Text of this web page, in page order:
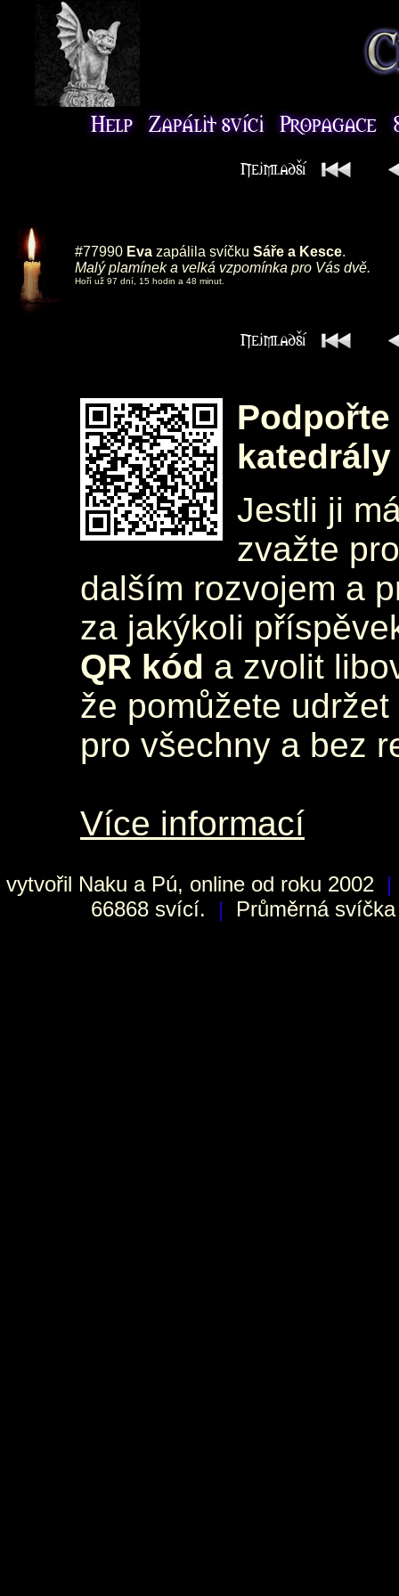
#77990 Eva zapálila svíčku Sáře a Kesce.
Malý plamínek a velká vzpomínka pro Vás dvě.
Hoří už 97 dní, 15 hodin a 48 minut.
katedrály
Jestli ji
zvažte
dalším rozvojem a
za jakýkoli
QR kód a zvolit
že pomůžete
pro všechny a bez
Více informací
vytvořil Naku a Pú, online od roku 2002 |
66868 svící.
| Průměrná